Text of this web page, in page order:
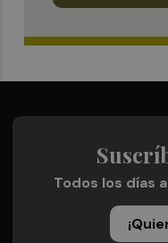
Todos los días